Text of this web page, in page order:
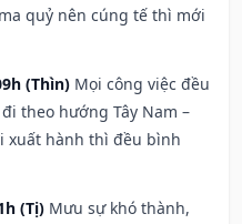
quỷ nên cúng tế thì mới
(Thìn) Mọi công việc đều
theo hướng Tây Nam –
xuất hành thì đều bình
(Tị) Mưu sự khó thành,